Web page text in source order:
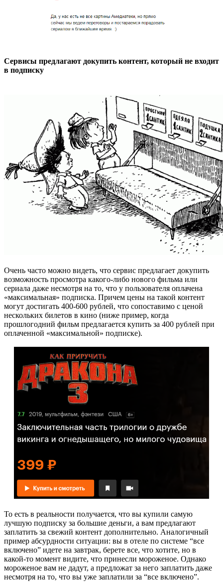
Сервисы предлагают докупить контент, который не входит
в подписку
Очень часто можно видеть, что сервис предлагает докупить
возможность просмотра какого-либо нового фильма или
сериала даже несмотря на то, что у пользователя оплачена
«максимальная» подписка. Причем цены на такой контент
могут достигать 400-600 рублей, что сопоставимо с ценой
нескольких билетов в кино (ниже пример, когда
прошлогодний фильм предлагается купить за 400 рублей при
оплаченной «максимальной» подписке).
То есть в реальности получается, что вы купили самую
лучшую подписку за большие деньги, а вам предлагают
заплатить за свежий контент дополнительно. Аналогичный
пример абсурдности ситуации: вы в отеле по системе “все
включено” идете на завтрак, берете все, что хотите, но в
какой-то момент видите, что принесли мороженое. Однако
мороженое вам не дадут, а предложат за него заплатить даже
несмотря на то, что вы уже заплатили за “все включено”.